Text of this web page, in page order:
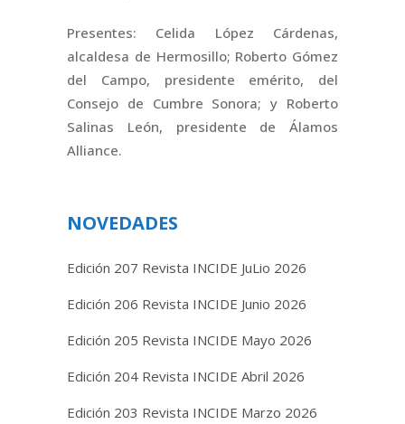
Presentes: Celida López Cárdenas,
alcaldesa de Hermosillo; Roberto Gómez
del Campo, presidente emérito, del
Consejo de Cumbre Sonora; y Roberto
Salinas León, presidente de Álamos
Alliance.
NOVEDADES
Edición 207 Revista INCIDE JuLio 2026
Edición 206 Revista INCIDE Junio 2026
Edición 205 Revista INCIDE Mayo 2026
Edición 204 Revista INCIDE Abril 2026
Edición 203 Revista INCIDE Marzo 2026